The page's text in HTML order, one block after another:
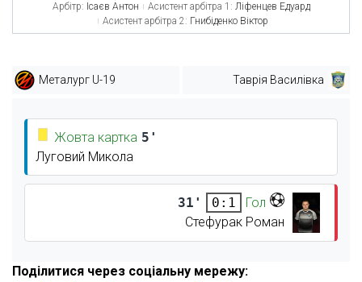
Арбітр: Ісаєв Антон Асистент арбітра 1: Ліфенцев Едуард
Асистент арбітра 2: Гнибіденко Віктор
Металург U-19 Таврія Василівка
Жовта картка 5'
Луговий Микола
31' 0:1
Гол
Стефурак Роман
Поділитися через соціальну мережу: